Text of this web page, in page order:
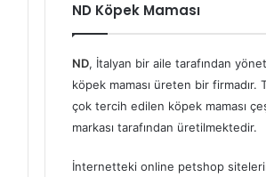
ND Köpek Maması
ND, İtalyan bir aile tarafından
köpek maması üreten bir firmadır.
çok tercih edilen köpek maması
markası tarafından üretilmektedir.
İnternetteki online petshop